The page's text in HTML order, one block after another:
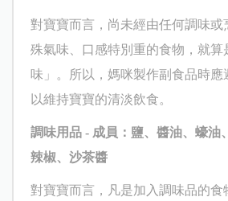
對寶寶而言，尚未經由任何調味或
殊氣味、口感特別重的食物，就算
味」。所以，媽咪製作副食品時
以維持寶寶的清淡飲食。
調味用品- 成員：鹽、醬油、蠔油
辣椒、沙茶醬
對寶寶而言，凡是加入調味品的食